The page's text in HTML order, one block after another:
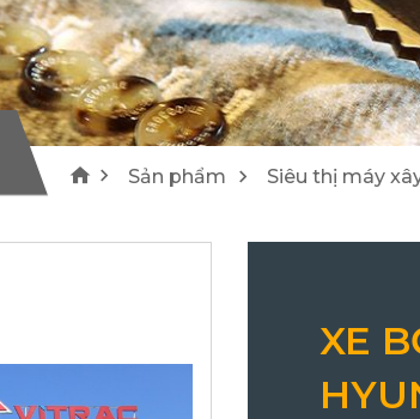
1 4
Máy cào bóc/ Máy tái chế Wirtgen
25
Lu Hamm
21
Sản phẩm Siêu thị máy
XE